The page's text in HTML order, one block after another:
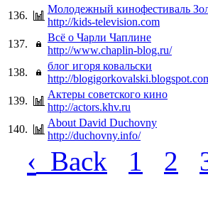
136.
Молодежный кинофестиваль
http://kids-television.com
137.
Всё о Чарли Чаплине
http://www.chaplin-blog.ru/
138.
блог игоря ковальски
http://
139.
Актеры советского кино
http://actors.khv.ru
140.
About David Duchovny
http://duchovny.info/
‹ Back 1 2